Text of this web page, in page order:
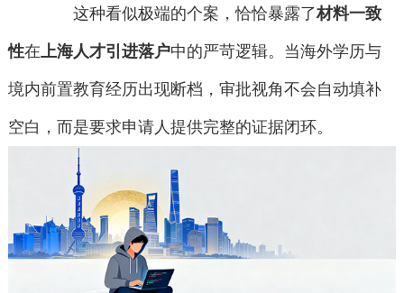
这种看似极端的个案，恰恰暴露了材料一致
性在上海人才引进落户中的严苛逻辑。当海外学历与
境内前置教育经历出现断档，审批视角不会自动填补
空白，而是要求申请人提供完整的证据闭环。